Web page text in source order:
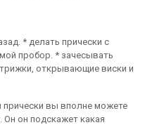
* делать прически с
пробор. * зачесывать
открывающие виски и
вы вполне можете
Он он подскажет какая